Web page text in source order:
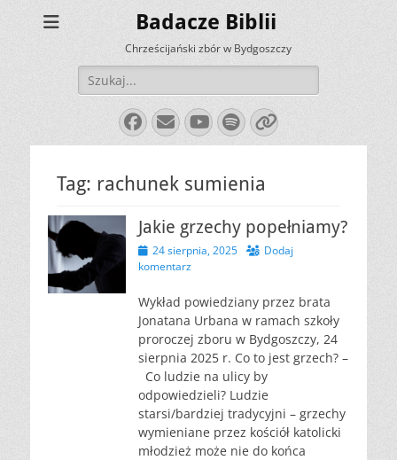
Badacze Biblii
Chrześcijański zbór w Bydgoszczy
Szukaj:
Facebook
E-
mail
YouTube
Spotify
Link
Tag: rachunek sumienia
Jakie grzechy popełniamy?
Opublikowano
24 sierpnia, 2025
Dodaj
komentarz
Wykład powiedziany przez brata
Jonatana Urbana w ramach szkoły
proroczej zboru w Bydgoszczy, 24
sierpnia 2025 r. Co to jest grzech? –
Co ludzie na ulicy by
odpowiedzieli? Ludzie
starsi/bardziej tradycyjni – grzechy
wymieniane przez kościół katolicki
młodzież może nie do końca